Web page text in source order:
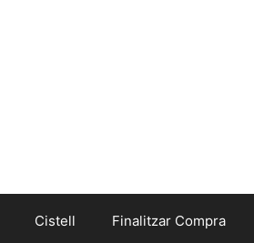
Cistell Finalitzar Compra